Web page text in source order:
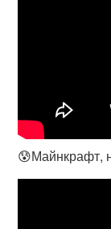
😰Майнкрафт,